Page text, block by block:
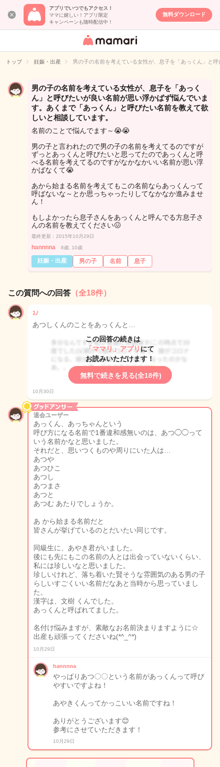
アプリでいつでもアクセス！
ママに嬉しい！アプリ限定
キャンペーンも随時配信中！
無料ダウンロード
女性専用匿名QA
イト
トップ 妊娠・出産 男の子の名前を考えている女性が、息子を「あっくん」と
男の子の名前を考えている女性が、息子を「あっく
ん」と呼びたいが良い名前が思い浮かばず悩んでいま
す。あくまで「あっくん」と呼びたい名前を教えて欲
しいと相談しています。
名前のことで悩んでます～😭😭
男の子と言われたので男の子の名前を考えてるのですが
ずっとあっくんと呼びたいと思ってたのであっくんと呼
べる名前を考えてるのですがなかなかいい名前が思い浮
かばなくて😭
あから始まる名前を考えてもこの名前ならあっくんって
呼ばないな～とか思っちゃったりしてなかなか進みませ
ん！
もしよかったら息子さんをあっくんと呼んでる方息子さ
んの名前を教えてください😖
最終更新：2015年10月29日
hannnna 8歳, 10歳
妊娠・出産 男の子 名前 息子
この質問への回答 （全18件）
ｽﾉ
あつしくんのことをあっくんと…
この回答の続きは
「ママリ」アプリ にて
お読みいただけます！
無料で続きを見る(全18件)
10月30日
退会ユーザー
あっくん、あっちゃんという
呼び方になる名前で1番違和感無いのは、あつ◯◯って
いう名前かなと思いました。
それだと、思いつくものや周りにいた人は…
あつや
あつひこ
あつし
あつまさ
あつと
あつむ あたりでしょうか。
あ から始まる名前だと
皆さんが挙げているのとだいたい同じです。
同級生に、あやき君がいました。
後にも先にもこの名前の人とは出会っていないくらい、
私には珍しいなと思いました。
珍しいけれど、落ち着いた賢そうな雰囲気のある男の子
らしいすごくいい名前だなあと当時から思っていまし
た。
漢字は、文樹 くんでした。
あっくんと呼ばれてました。
名付け悩みますが、素敵なお名前決まりますように☆
出産も頑張ってくださいね(*^_^*)
10月29日
hannnna
やっぱりあつ〇〇という名前があっくんって呼び
やすいですよね！
あやきくんってかっこいい名前ですね！
ありがとうございます😊
参考にさせていただきます！
10月29日